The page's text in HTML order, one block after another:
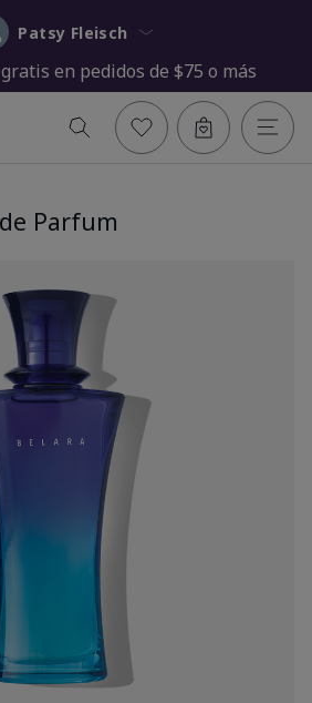
Patsy Fleisch
en pedidos de $75 o más
Parfum